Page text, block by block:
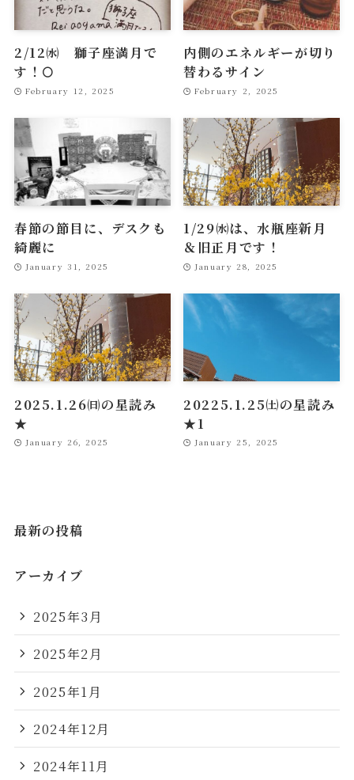
2/12㈬ 獅子座満月で
す！🌕
February 12, 2025
内側のエネルギーが切り
替わるサイン
February 2, 2025
春節の節目に、デスクも
綺麗に
January 31, 2025
1/29㈬は、水瓶座新月
＆旧正月です！
January 28, 2025
2025.1.26㈰の星読み
★
January 26, 2025
20225.1.25㈯の星読み
★1
January 25, 2025
最新の投稿
アーカイブ
2025年3月
2025年2月
2025年1月
2024年12月
2024年11月